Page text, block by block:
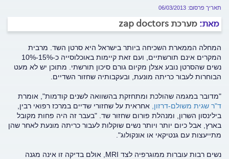
תאריך פרסום: 06/03/2013
מאת: מערכת zap doctors
המחלה הממארת השכיחה ביותר בישראל היא סרטן השד. מרבית
המקרים אינם תורשתיים, ועם זאת קיימות באוכלוסייה כ-15%-10%
נשים שהסרטן נובע אצלן מקיום גורם סיכון תורשתי. מתוכן יש לא מעט
הבוחרות לעבור כריתה מונעת, ובעקבותיה שחזור השדיים.
"מדובר במגמה שהולכת ומתחזקת בהשוואה לשנים קודמות", אומרת
ד"ר שגית משולם-דרזון, אחראית על שחזורי שדיים במרכז רפואי רבין,
בילינסון השרון, ומנהלת פורום שחזור שד. "בעבר זה היה פחות מקובל
בארץ, אבל כיום יותר ויותר נשים שוקלות לעבור כריתה מונעת לאחר שהן
מתייעצות עם גנטיקאי או אונקולוג".
נשים רבות עוברות ממוגרפיה לצד MRI, אולם בדיקה זו אינה מגנה